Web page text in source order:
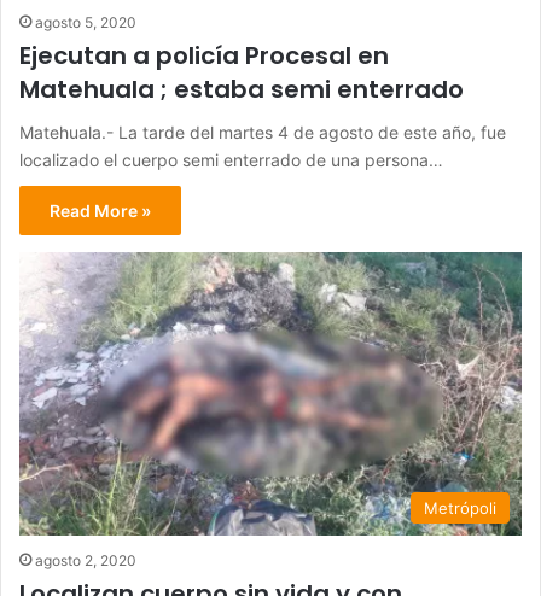
agosto 5, 2020
Ejecutan a policía Procesal en
Matehuala ; estaba semi enterrado
Matehuala.- La tarde del martes 4 de agosto de este año, fue
localizado el cuerpo semi enterrado de una persona…
Read More »
Metrópoli
agosto 2, 2020